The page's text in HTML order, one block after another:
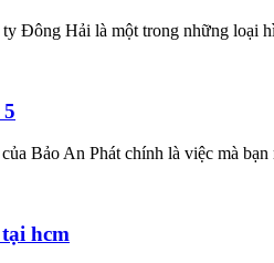
Đông Hải là một trong những loại
Bảo An Phát chính là việc mà
hcm